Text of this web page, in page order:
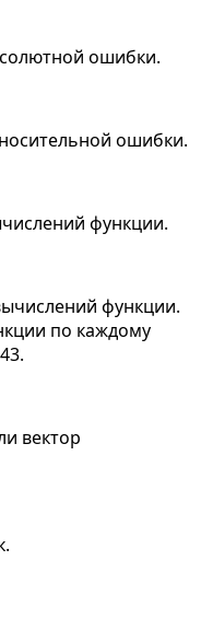
ошибки.
ошибки.
функции.
функции.
по каждому
вектор